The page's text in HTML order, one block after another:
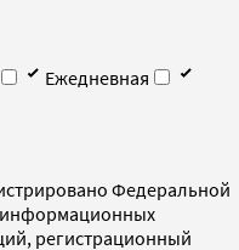
Ежедневная
Федеральной
информационных
регистрационный